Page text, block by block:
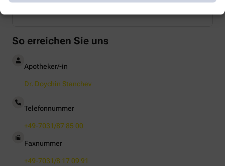
Mehr Erfahren
So erreichen Sie uns
Apotheker/-in
Dr. Doychin Stanchev
Telefonnummer
+49-7031/87 85 00
Faxnummer
+49-7031/8 17 09 91